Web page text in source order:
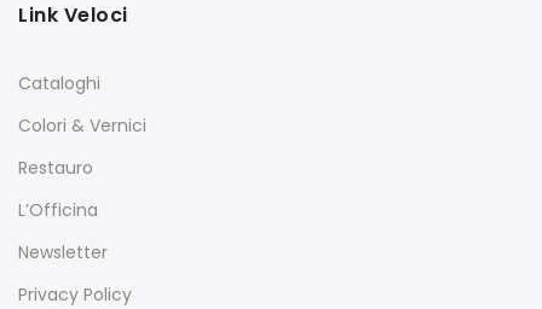
Link Veloci
Cataloghi
Colori & Vernici
Restauro
L’Officina
Newsletter
Privacy Policy